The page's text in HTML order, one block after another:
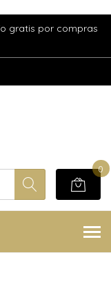
gratis por compras
0